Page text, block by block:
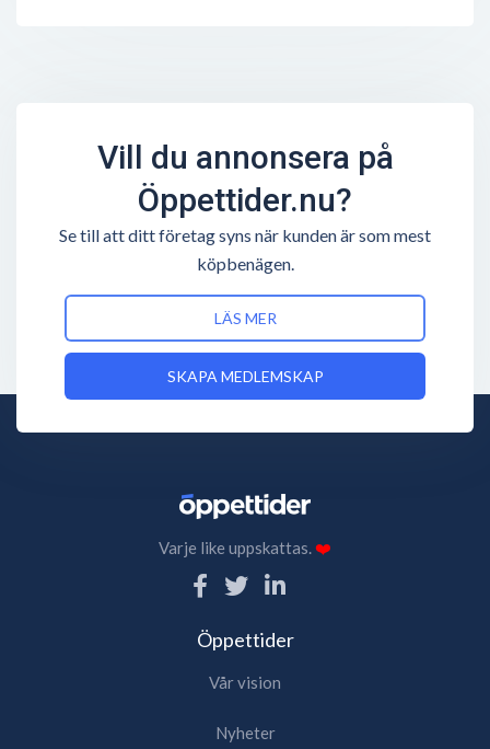
Vill du annonsera på
Öppettider.nu?
Se till att ditt företag syns när kunden är som mest
köpbenägen.
LÄS MER
SKAPA MEDLEMSKAP
Varje like uppskattas.❤️
Öppettider
Vår vision
Nyheter